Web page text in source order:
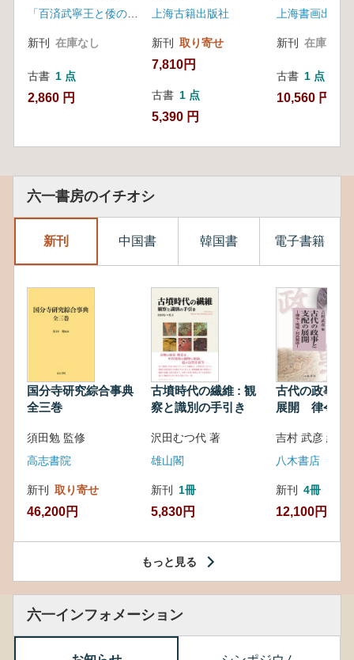
新刊 在庫なし
古書 1 点
2,860 円
上海古籍出版社
新刊 取り寄せ
7,810円
古書 1 点
5,390 円
上海書画出版社
新刊 在庫なし
古書 1 点
10,560 円
六一書房のイチオシ
新刊 中国書 韓国書 電子書籍
国分寺研究綜合事典
全三巻
須田勉 監修
高志書院
新刊 取り寄せ
46,200円
古墳時代の繊維 : 観
察と識別の手引き
沢田むつ代 著
雄山閣
新刊 1冊
5,830円
古代の政事と
展開 律令・
吉村 武彦 編集
八木書店
新刊 4冊
12,100円
もっと見る
六一インフォメーション